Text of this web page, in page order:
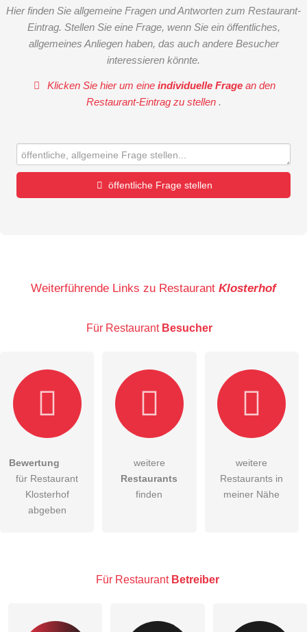
Hier finden Sie allgemeine Fragen und Antworten zum Restaurant-
Eintrag. Stellen Sie eine Frage, wenn Sie ein öffentliches,
allgemeines Anliegen haben, das auch andere Besucher
interessieren könnte.
Klicken Sie hier um eineindividuelle Frage an den
Restaurant-Eintrag zu stellen .
öffentliche Frage stellen
E-Mail-Adresse (wird nicht veröffentlicht)
Hiermit akzeptiere ich dieAGB
DieDatenschutzerklärung habe ich zur Kenntnis genommen.
Besucher sichtbar.
Weiterführende Links zu Restaurant Klosterhof
Für Restaurant Besucher
Bewertung
für Restaurant
Klosterhof
abgeben
weitere
Restaurants
finden
weitere
Restaurants in
meiner Nähe
Für Restaurant Betreiber